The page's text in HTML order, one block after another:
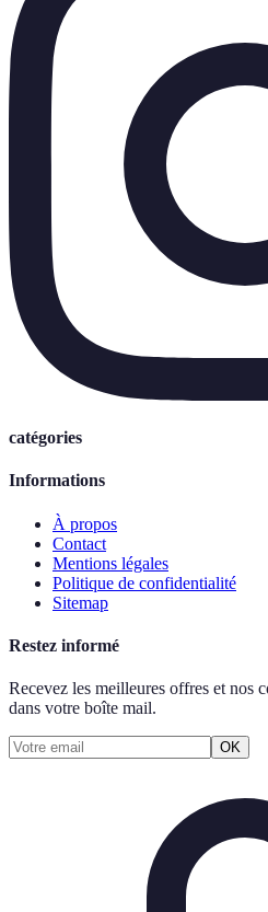
catégories
Informations
À propos
Contact
Mentions légales
Politique de confidentialité
Sitemap
Restez informé
Recevez les meilleures offres et nos
dans votre boîte mail.
OK